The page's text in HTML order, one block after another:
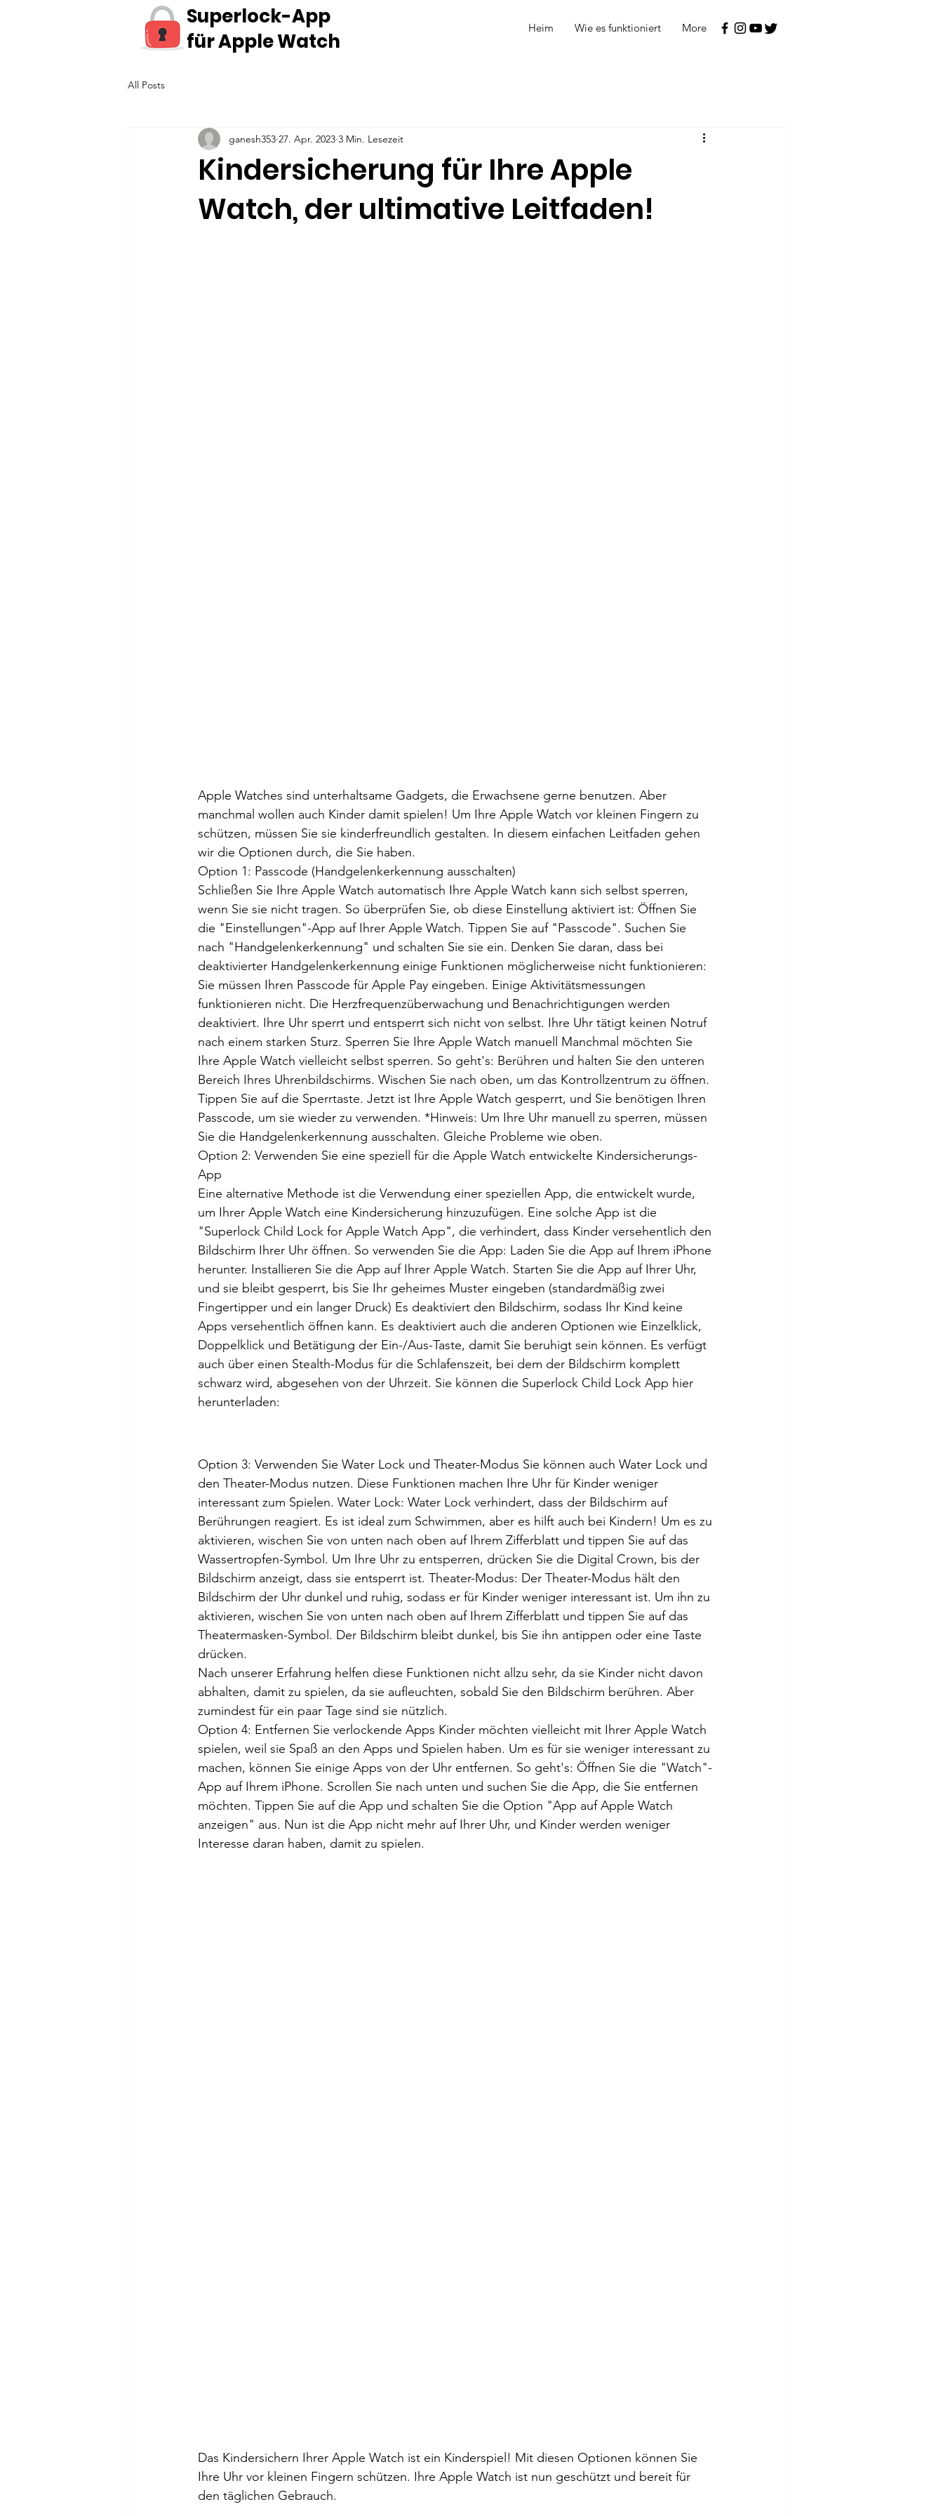
Superlock-App
für Apple Watch
Heim Wie es funktioniert More
All Posts
Kindersicherung für Ihre Apple
Watch, der ultimative Leitfaden!
ganesh353 27. Apr. 2023 3 Min. Lesezeit
Apple Watches sind unterhaltsame Gadgets, die Erwachsene gerne benutzen. Aber
manchmal wollen auch Kinder damit spielen! Um Ihre Apple Watch vor kleinen Fingern zu
schützen, müssen Sie sie kinderfreundlich gestalten. In diesem einfachen Leitfaden gehen
wir die Optionen durch, die Sie haben.
Option 1: Passcode (Handgelenkerkennung ausschalten)
Schließen Sie Ihre Apple Watch automatisch Ihre Apple Watch kann sich selbst sperren,
wenn Sie sie nicht tragen. So überprüfen Sie, ob diese Einstellung aktiviert ist: Öffnen Sie
die "Einstellungen"-App auf Ihrer Apple Watch. Tippen Sie auf "Passcode". Suchen Sie
nach "Handgelenkerkennung" und schalten Sie sie ein. Denken Sie daran, dass bei
deaktivierter Handgelenkerkennung einige Funktionen möglicherweise nicht funktionieren:
Sie müssen Ihren Passcode für Apple Pay eingeben. Einige Aktivitätsmessungen
funktionieren nicht. Die Herzfrequenzüberwachung und Benachrichtigungen werden
deaktiviert. Ihre Uhr sperrt und entsperrt sich nicht von selbst. Ihre Uhr tätigt keinen Notruf
nach einem starken Sturz. Sperren Sie Ihre Apple Watch manuell Manchmal möchten Sie
Ihre Apple Watch vielleicht selbst sperren. So geht's: Berühren und halten Sie den unteren
Bereich Ihres Uhrenbildschirms. Wischen Sie nach oben, um das Kontrollzentrum zu öffnen.
Tippen Sie auf die Sperrtaste. Jetzt ist Ihre Apple Watch gesperrt, und Sie benötigen Ihren
Passcode, um sie wieder zu verwenden. *Hinweis: Um Ihre Uhr manuell zu sperren, müssen
Sie die Handgelenkerkennung ausschalten. Gleiche Probleme wie oben.
Option 2: Verwenden Sie eine speziell für die Apple Watch entwickelte Kindersicherungs-
App
Eine alternative Methode ist die Verwendung einer speziellen App, die entwickelt wurde,
um Ihrer Apple Watch eine Kindersicherung hinzuzufügen. Eine solche App ist die
"Superlock Child Lock for Apple Watch App", die verhindert, dass Kinder versehentlich den
Bildschirm Ihrer Uhr öffnen. So verwenden Sie die App: Laden Sie die App auf Ihrem iPhone
herunter. Installieren Sie die App auf Ihrer Apple Watch. Starten Sie die App auf Ihrer Uhr,
und sie bleibt gesperrt, bis Sie Ihr geheimes Muster eingeben (standardmäßig zwei
Fingertipper und ein langer Druck) Es deaktiviert den Bildschirm, sodass Ihr Kind keine
Apps versehentlich öffnen kann. Es deaktiviert auch die anderen Optionen wie Einzelklick,
Doppelklick und Betätigung der Ein-/Aus-Taste, damit Sie beruhigt sein können. Es verfügt
auch über einen Stealth-Modus für die Schlafenszeit, bei dem der Bildschirm komplett
schwarz wird, abgesehen von der Uhrzeit. Sie können die Superlock Child Lock App hier
herunterladen:
Option 3: Verwenden Sie Water Lock und Theater-Modus Sie können auch Water Lock und
den Theater-Modus nutzen. Diese Funktionen machen Ihre Uhr für Kinder weniger
interessant zum Spielen. Water Lock: Water Lock verhindert, dass der Bildschirm auf
Berührungen reagiert. Es ist ideal zum Schwimmen, aber es hilft auch bei Kindern! Um es zu
aktivieren, wischen Sie von unten nach oben auf Ihrem Zifferblatt und tippen Sie auf das
Wassertropfen-Symbol. Um Ihre Uhr zu entsperren, drücken Sie die Digital Crown, bis der
Bildschirm anzeigt, dass sie entsperrt ist. Theater-Modus: Der Theater-Modus hält den
Bildschirm der Uhr dunkel und ruhig, sodass er für Kinder weniger interessant ist. Um ihn zu
aktivieren, wischen Sie von unten nach oben auf Ihrem Zifferblatt und tippen Sie auf das
Theatermasken-Symbol. Der Bildschirm bleibt dunkel, bis Sie ihn antippen oder eine Taste
drücken.
Nach unserer Erfahrung helfen diese Funktionen nicht allzu sehr, da sie Kinder nicht davon
abhalten, damit zu spielen, da sie aufleuchten, sobald Sie den Bildschirm berühren. Aber
zumindest für ein paar Tage sind sie nützlich.
Option 4: Entfernen Sie verlockende Apps Kinder möchten vielleicht mit Ihrer Apple Watch
spielen, weil sie Spaß an den Apps und Spielen haben. Um es für sie weniger interessant zu
machen, können Sie einige Apps von der Uhr entfernen. So geht's: Öffnen Sie die "Watch"-
App auf Ihrem iPhone. Scrollen Sie nach unten und suchen Sie die App, die Sie entfernen
möchten. Tippen Sie auf die App und schalten Sie die Option "App auf Apple Watch
anzeigen" aus. Nun ist die App nicht mehr auf Ihrer Uhr, und Kinder werden weniger
Interesse daran haben, damit zu spielen.
Das Kindersichern Ihrer Apple Watch ist ein Kinderspiel! Mit diesen Optionen können Sie
Ihre Uhr vor kleinen Fingern schützen. Ihre Apple Watch ist nun geschützt und bereit für
den täglichen Gebrauch.